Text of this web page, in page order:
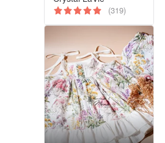
(319)